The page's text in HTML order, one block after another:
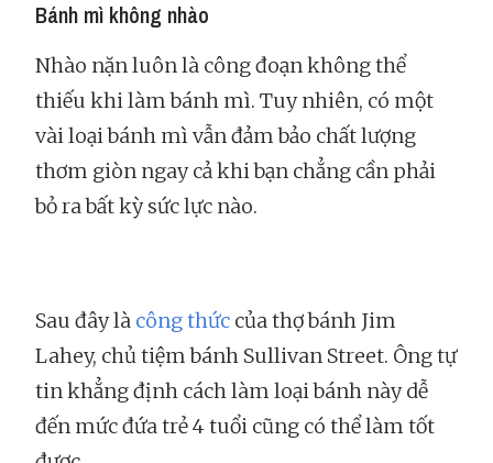
Bánh mì không nhào
Nhào nặn luôn là công đoạn không thể
thiếu khi làm bánh mì. Tuy nhiên, có một
vài loại bánh mì vẫn đảm bảo chất lượng
thơm giòn ngay cả khi bạn chẳng cần phải
bỏ ra bất kỳ sức lực nào.
Sau đây là công thức của thợ bánh Jim
Lahey, chủ tiệm bánh Sullivan Street. Ông tự
tin khẳng định cách làm loại bánh này dễ
đến mức đứa trẻ 4 tuổi cũng có thể làm tốt